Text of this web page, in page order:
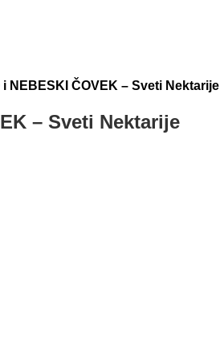
NEBESKI ČOVEK – Sveti Nektarije
– Sveti Nektarije